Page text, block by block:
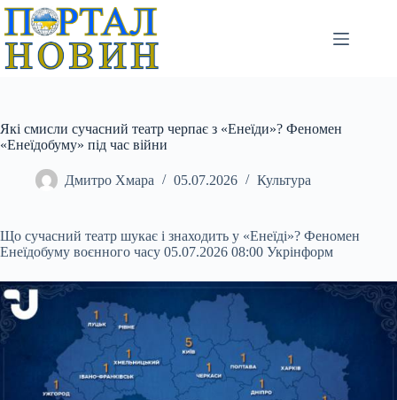
Перейти
вмісту
Які смисли сучасний театр черпає з «Енеїди»? Феномен
«Енеїдобуму» під час війни
Дмитро Хмара 05.07.2026 Культура
Що сучасний театр шукає і знаходить у «Енеїді»? Феномен
Енеїдобуму воєнного часу 05.07.2026 08:00 Укрінформ